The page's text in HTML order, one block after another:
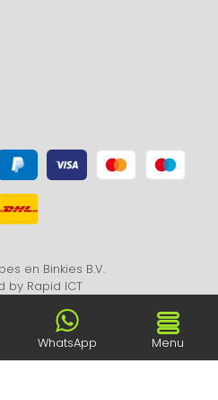
en Binkies B.V.
by Rapid ICT
WhatsApp Menu